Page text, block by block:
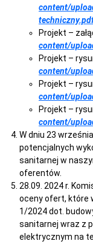
content/
Projekt –
content/
Projekt –
content/
Projekt –
content/
Projekt –
content/
W dniu 23
potencjalnych
sanitarnej w
oferentów.
28.09. 2024 r.
oceny ofert, które
1/2024 dot.
sanitarnej wraz z
elektrycznym na